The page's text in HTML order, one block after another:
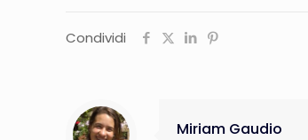
Condividi
Miriam Gaudio